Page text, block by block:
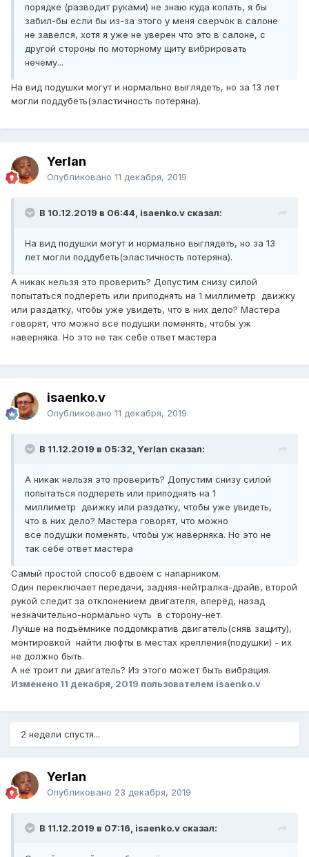
порядке (разводит руками) не знаю куда копать, я бы
забил-бы если бы из-за этого у меня сверчок в салоне
не завелся, хотя я уже не уверен что это в салоне, с
другой стороны по моторному щиту вибрировать
нечему...
На вид подушки могут и нормально выглядеть, но за 13 лет
могли поддубеть(эластичность потеряна).
Yerlan
Опубликовано 11 декабря, 2019
В 10.12.2019 в 06:44, isaenko.v сказал:
На вид подушки могут и нормально выглядеть, но за 13
лет могли поддубеть(эластичность потеряна).
А никак нельзя это проверить? Допустим снизу силой
попытаться подпереть или приподнять на 1 миллиметр движку
или раздатку, чтобы уже увидеть, что в них дело? Мастера
говорят, что можно все подушки поменять, чтобы уж
наверняка. Но это не так себе ответ мастера
isaenko.v
Опубликовано 11 декабря, 2019
В 11.12.2019 в 05:32, Yerlan сказал:
А никак нельзя это проверить? Допустим снизу силой
попытаться подпереть или приподнять на 1
миллиметр движку или раздатку, чтобы уже увидеть,
что в них дело? Мастера говорят, что можно
все подушки поменять, чтобы уж наверняка. Но это не
так себе ответ мастера
Самый простой способ вдвоём с напарником.
Один переключает передачи, задняя-нейтралка-драйв, второй
рукой следит за отклонением двигателя, вперёд, назад
незначительно-нормально чуть в сторону-нет.
Лучше на подъёмнике поддомкратив двигатель(сняв защиту),
монтировкой найти люфты в местах крепления(подушки) - их
не должно быть.
А не троит ли двигатель? Из этого может быть вибрация.
Изменено 11 декабря, 2019 пользователем isaenko.v
2 недели спустя...
Yerlan
Опубликовано 23 декабря, 2019
В 11.12.2019 в 07:16, isaenko.v сказал: